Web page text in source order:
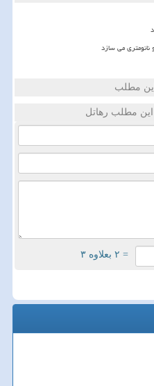
می سازد
این مطلب
مطلب رهاتل
= ۲ بعلاوه ۳